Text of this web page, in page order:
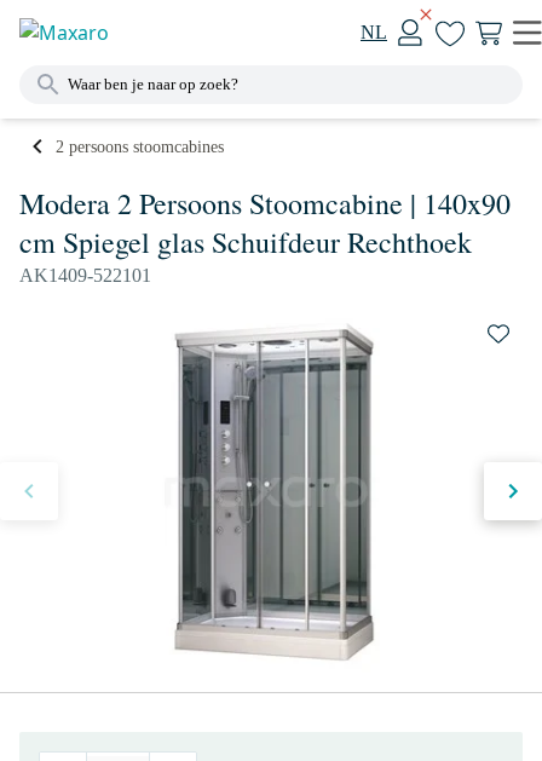
NL
2 persoons stoomcabines
Modera 2 Persoons Stoomcabine | 140x90
cm Spiegel glas Schuifdeur Rechthoek
AK1409-522101